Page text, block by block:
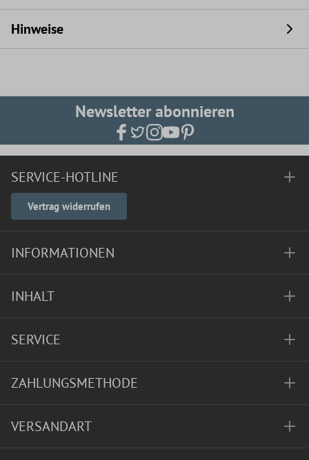
Hinweise
Newsletter abonnieren
SERVICE-HOTLINE
Vertrag widerrufen
INFORMATIONEN
INHALT
SERVICE
ZAHLUNGSMETHODE
VERSANDART